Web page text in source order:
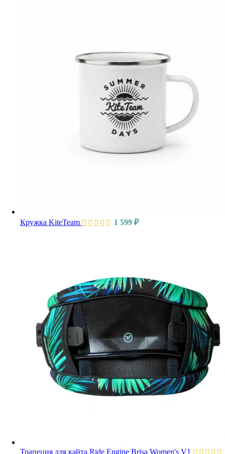
Кружка KiteTeam 1 599 ₽
Трапеция для кайта Ride Engine Brisa Women's V1